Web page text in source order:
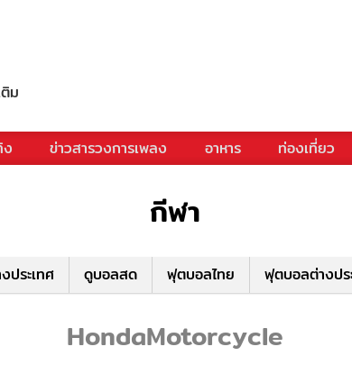
ม
ง ข่าวสารวงการเพลง อาหาร ท่องเที่ยว
กีฬา
ประเทศ ดูบอลสด ฟุตบอลไทย ฟุตบอลต่างปร
HondaMotorcycle